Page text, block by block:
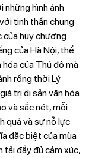
hình ảnh
tinh thần chung
của huy chương
của Hà Nội, thể
của Thủ đô mà
rồng thời Lý
trị di sản văn hóa
và sắc nét, mỗi
quả và sự nỗ lực
đặc biệt của mùa
đầy đủ cảm xúc,